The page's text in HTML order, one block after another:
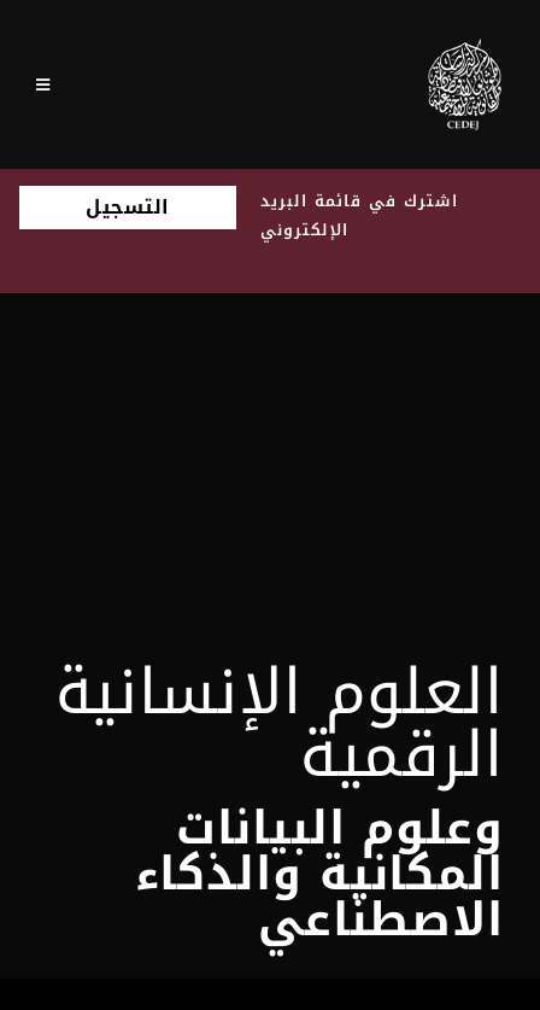
اشترك في قائمة البريد
الإلكتروني
التسجيل
العلوم الإنسانية
الرقمية
وعلوم البيانات
المكانية والذكاء
الاصطناعي